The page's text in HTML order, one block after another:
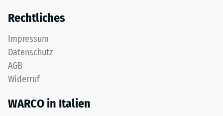
Rechtliches
Impressum
Datenschutz
AGB
Widerruf
WARCO in Italien